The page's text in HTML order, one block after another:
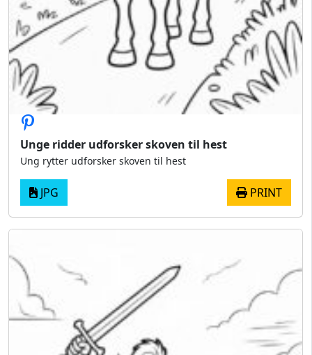
Unge ridder udforsker skoven til hest
Ung rytter udforsker skoven til hest
JPG PRINT